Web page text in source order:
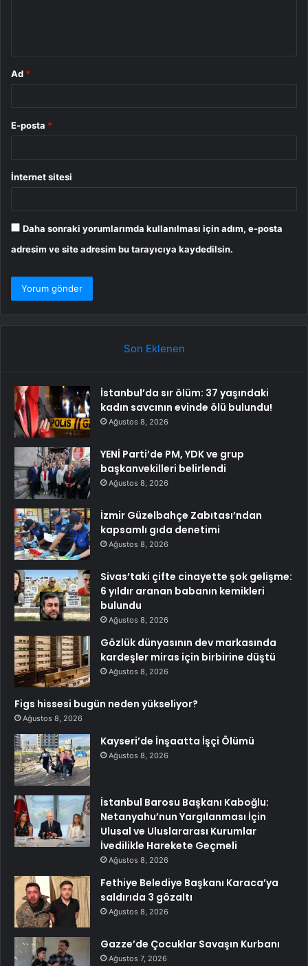
Ad *
E-posta *
İnternet sitesi
Daha sonraki yorumlarımda kullanılması için adım, e-posta
adresim ve site adresim bu tarayıcıya kaydedilsin.
Son Eklenen
İstanbul’da sır ölüm: 37 yaşındaki
kadın savcının evinde ölü bulundu!
Ağustos 8, 2026
YENİ Parti’de PM, YDK ve grup
başkanvekilleri belirlendi
Ağustos 8, 2026
İzmir Güzelbahçe Zabıtası’ndan
kapsamlı gıda denetimi
Ağustos 8, 2026
Sivas’taki çifte cinayette şok gelişme:
6 yıldır aranan babanın kemikleri
bulundu
Ağustos 8, 2026
Gözlük dünyasının dev markasında
kardeşler miras için birbirine düştü
Ağustos 8, 2026
Figs hissesi bugün neden yükseliyor?
Ağustos 8, 2026
Kayseri’de İnşaatta İşçi Ölümü
Ağustos 8, 2026
İstanbul Barosu Başkanı Kaboğlu:
Netanyahu’nun Yargılanması İçin
Ulusal ve Uluslararası Kurumlar
İvedilikle Harekete Geçmeli
Ağustos 8, 2026
Fethiye Belediye Başkanı Karaca’ya
saldırıda 3 gözaltı
Ağustos 8, 2026
Gazze’de Çocuklar Savaşın Kurbanı
Ağustos 7, 2026